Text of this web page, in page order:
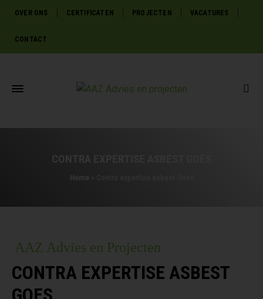
OVER ONS CERTIFICATEN PROJECTEN VACATURES
CONTACT
AAZ Advies en Projecten
CONTRA EXPERTISE ASBEST